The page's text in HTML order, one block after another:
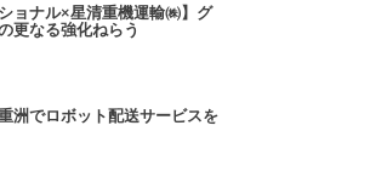
ョナル×星清重機運輸㈱】グ
更なる強化ねらう
洲でロボット配送サービスを